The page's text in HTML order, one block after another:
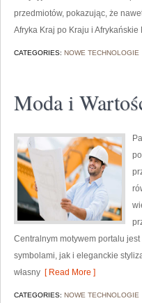
przedmiotów, pokazując, że
Afryka Kraj po Kraju i Afrykańskie
CATEGORIES: NOWE TECHNOLOGIE
Moda i
Centralnym motywem portalu
symbolami, jak i eleganckie
własny [ Read More ]
CATEGORIES: NOWE TECHNOLOGIE